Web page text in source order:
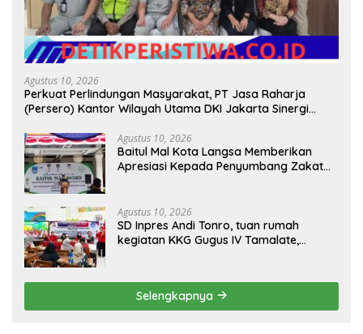
Agustus 10, 2026
Perkuat Perlindungan Masyarakat, PT Jasa Raharja
(Persero) Kantor Wilayah Utama DKI Jakarta Sinergi
Agustus 10, 2026
Baitul Mal Kota Langsa Memberikan
Apresiasi Kepada Penyumbang Zakat
Agustus 10, 2026
SD Inpres Andi Tonro, tuan rumah
kegiatan KKG Gugus IV Tamalate,
Selengkapnya